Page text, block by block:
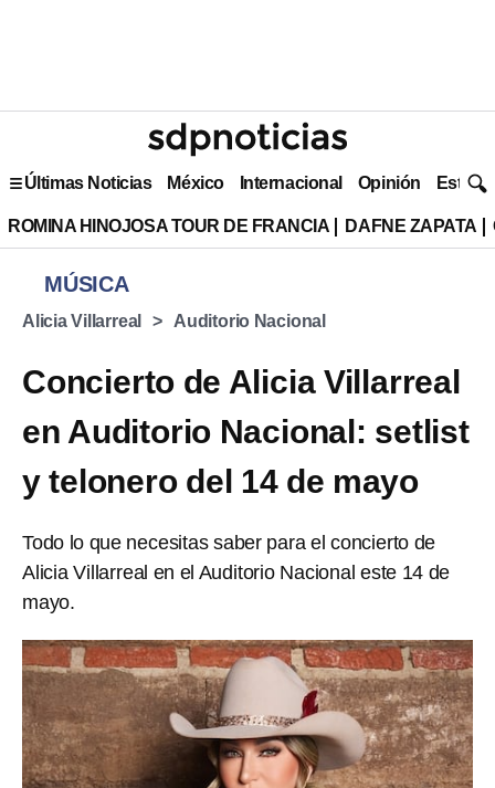
Últimas Noticias México Internacional Opinión Estilo
ROMINA HINOJOSA TOUR DE FRANCIA DAFNE ZAPATA
MÚSICA
Alicia Villarreal Auditorio Nacional
Concierto de Alicia Villarreal
en Auditorio Nacional: setlist
y telonero del 14 de mayo
Todo lo que necesitas saber para el concierto de
Alicia Villarreal en el Auditorio Nacional este 14 de
mayo.